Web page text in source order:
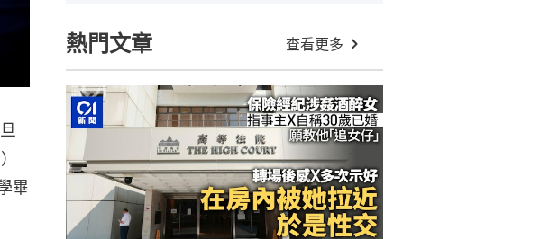
畢
熱門文章 查看更多